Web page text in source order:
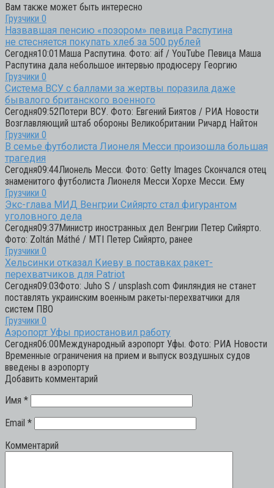
Вам также может быть интересно
Грузчики 0
Назвавшая пенсию «позором» певица Распутина
не стесняется покупать хлеб за 500 рублей
Сегодня10:01Маша Распутина. Фото: aif / YouTube Певица Маша
Распутина дала небольшое интервью продюсеру Георгию
Грузчики 0
Система ВСУ с баллами за жертвы поразила даже
бывалого британского военного
Сегодня09:52Потери ВСУ. Фото: Евгений Биятов / РИА Новости
Возглавляющий штаб обороны Великобритании Ричард Найтон
Грузчики 0
В семье футболиста Лионеля Месси произошла большая
трагедия
Сегодня09:44Лионель Месси. Фото: Getty Images Скончался отец
знаменитого футболиста Лионеля Месси Хорхе Месси. Ему
Грузчики 0
Экс-глава МИД Венгрии Сийярто стал фигурантом
уголовного дела
Сегодня09:37Министр иностранных дел Венгрии Петер Сийярто.
Фото: Zoltán Máthé / MTI Петер Сийярто, ранее
Грузчики 0
Хельсинки отказал Киеву в поставках ракет-
перехватчиков для Patriot
Сегодня09:03Фото: Juho S / unsplash.com Финляндия не станет
поставлять украинским военным ракеты-перехватчики для
систем ПВО
Грузчики 0
Аэропорт Уфы приостановил работу
Сегодня06:00Международный аэропорт Уфы. Фото: РИА Новости
Временные ограничения на прием и выпуск воздушных судов
введены в аэропорту
Добавить комментарий
Имя *
Email *
Комментарий